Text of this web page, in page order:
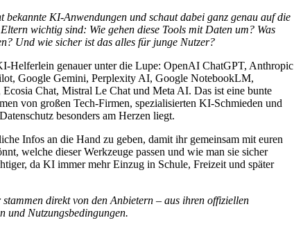
bekannte KI-Anwendungen und schaut dabei ganz genau auf die
wichtig sind: Wie gehen diese Tools mit Daten um? Was
Und wie sicher ist das alles für junge Nutzer?
Helferlein genauer unter die Lupe: OpenAI ChatGPT, Anthropic
Google Gemini, Perplexity AI, Google NotebookLM,
Chat, Mistral Le Chat und Meta AI. Das ist eine bunte
von großen Tech-Firmen, spezialisierten KI-Schmieden und
besonders am Herzen liegt.
Infos an die Hand zu geben, damit ihr gemeinsam mit euren
welche dieser Werkzeuge passen und wie man sie sicher
da KI immer mehr Einzug in Schule, Freizeit und später
direkt von den Anbietern – aus ihren offiziellen
und Nutzungsbedingungen.